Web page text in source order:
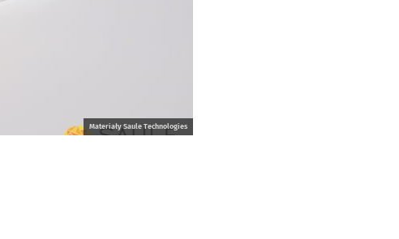
Materiały Saule Technologies